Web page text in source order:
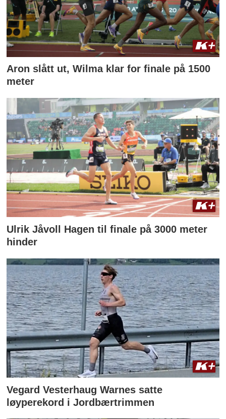
Aron slått ut, Wilma klar for finale på 1500
meter
Ulrik Jåvoll Hagen til finale på 3000 meter
hinder
Vegard Vesterhaug Warnes satte
løyperekord i Jordbærtrimmen